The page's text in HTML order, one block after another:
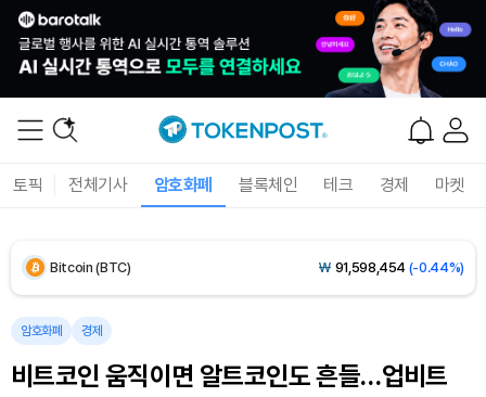
토픽 전체기사 암호화폐 블록체인 테크 경제 마켓
Solana (SOL) ₩ 103,591(-1.70%)
Bitcoin (BTC) ₩ 91,598,454 (-0.44%)
암호화폐 경제
비트코인 움직이면 알트코인도 흔들…업비트